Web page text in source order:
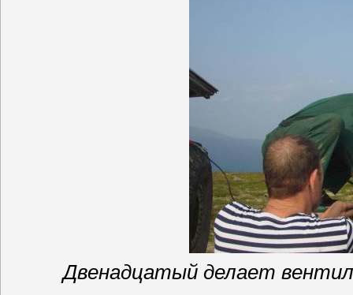
Двенадцатый делает